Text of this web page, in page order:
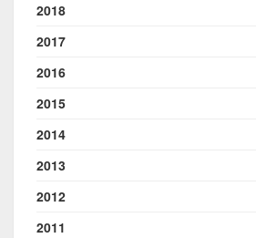
2018
2017
2016
2015
2014
2013
2012
2011